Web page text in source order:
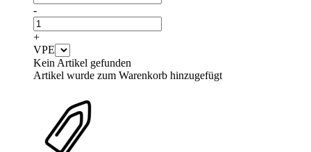
-
+
VPE
Kein Artikel gefunden
Artikel wurde zum Warenkorb hinzugefügt